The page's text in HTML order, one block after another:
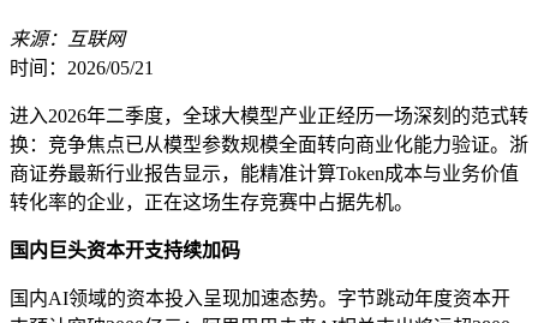
来源：互联网
时间：2026/05/21
进入2026年二季度，全球大模型产业正经历一场深刻的范式转
换：竞争焦点已从模型参数规模全面转向商业化能力验证。浙
商证券最新行业报告显示，能精准计算Token成本与业务价值
转化率的企业，正在这场生存竞赛中占据先机。
国内巨头资本开支持续加码
国内AI领域的资本投入呈现加速态势。字节跳动年度资本开